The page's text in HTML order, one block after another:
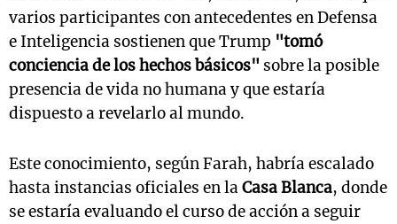
varios participantes con antecedentes en Defensa
e Inteligencia sostienen que Trump "tomó
conciencia de los hechos básicos" sobre la posible
presencia de vida no humana y que estaría
dispuesto a revelarlo al mundo.
Este conocimiento, según Farah, habría escalado
hasta instancias oficiales en laCasa Blanca, donde
se estaría evaluando el curso de acción a seguir